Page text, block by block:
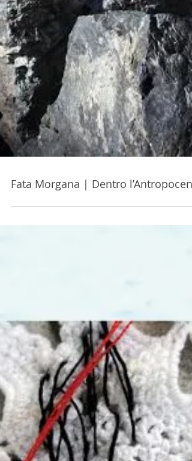
Fata Morgana | Dentro l’Antropocene